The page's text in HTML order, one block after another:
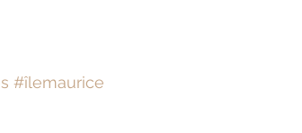
#îlemaurice